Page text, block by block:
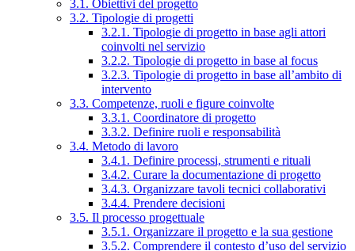
3.1. Obiettivi del progetto
3.2. Tipologie di progetti
3.2.1. Tipologie di progetto in base agli attori
coinvolti nel servizio
3.2.2. Tipologie di progetto in base al focus
3.2.3. Tipologie di progetto in base all’ambito di
intervento
3.3. Competenze, ruoli e figure coinvolte
3.3.1. Coordinatore di progetto
3.3.2. Definire ruoli e responsabilità
3.4. Metodo di lavoro
3.4.1. Definire processi, strumenti e rituali
3.4.2. Curare la documentazione di progetto
3.4.3. Organizzare tavoli tecnici collaborativi
3.4.4. Prendere decisioni
3.5. Il processo progettuale
3.5.1. Organizzare il progetto e la sua gestione
3.5.2. Comprendere il contesto d’uso del servizio